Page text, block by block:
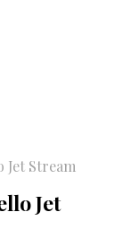
Jet Stream
Jet